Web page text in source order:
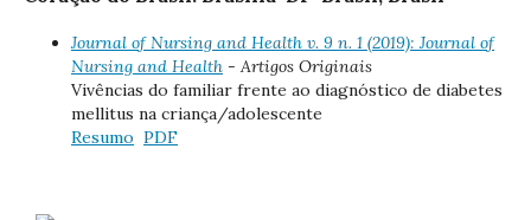
Journal of Nursing and Health v. 9 n. 1 (2019): Journal of
Nursing and Health - Artigos Originais
Vivências do familiar frente ao diagnóstico de diabetes
mellitus na criança/adolescente
Resumo PDF